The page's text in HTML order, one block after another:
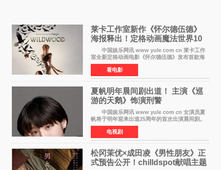
莱卡工作室新作《怀尔德伍德》
海报释出！定格动画魔法世界10
月开启
中国娱乐网讯 www yule com cn 莱卡工作
室全新定格动画电影《怀尔德伍德》发布首款海
报，女孩为找回弟弟走入黑暗、宏大的林中魔法
世界，一场关于勇气与亲情的奇幻冒险即将展
开。 本片由特
看电影
夏帆明年晨间剧出道！ 主演《巡
游的天鹅》饰演刑警
中国娱乐网讯 www yule com cn 女演员夏
帆将于明年迎来出道25周年的首次出演晨间剧。
NHK于8月4日宣布她将出演明年（2027年度）上
半期的晨间剧《巡游的天鹅》，饰演与女主角森
田望智饰演的生
电视剧
松冈茉优×成田凌《男性朋友》正
式预告公开！chilldspot献唱主题